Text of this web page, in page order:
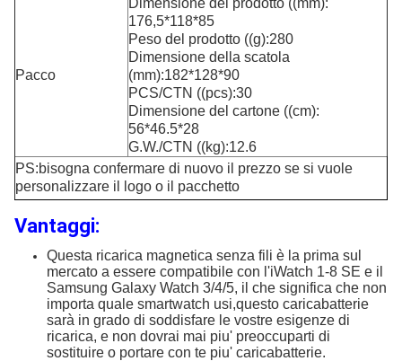
Pacco
Dimensione del prodotto ((mm):
176,5*118*85
Peso del prodotto ((g):280
Dimensione della scatola
(mm):182*128*90
PCS/CTN ((pcs):30
Dimensione del cartone ((cm):
56*46.5*28
G.W./CTN ((kg):12.6
PS:bisogna confermare di nuovo il prezzo se si vuole
personalizzare il logo o il pacchetto
Vantaggi:
Questa ricarica magnetica senza fili è la prima sul
mercato a essere compatibile con l'iWatch 1-8 SE e il
Samsung Galaxy Watch 3/4/5, il che significa che non
importa quale smartwatch usi,questo caricabatterie
sarà in grado di soddisfare le vostre esigenze di
ricarica, e non dovrai mai piu' preoccuparti di
sostituire o portare con te piu' caricabatterie.